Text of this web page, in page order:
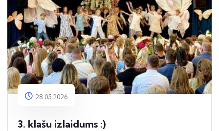
28.05.2026
3. klašu izlaidums :)